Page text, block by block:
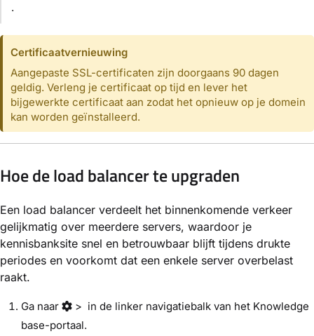
.
Certificaatvernieuwing
Aangepaste SSL-certificaten zijn doorgaans 90 dagen
geldig. Verleng je certificaat op tijd en lever het
bijgewerkte certificaat aan zodat het opnieuw op je domein
kan worden geïnstalleerd.
Hoe de load balancer te upgraden
Een load balancer verdeelt het binnenkomende verkeer
gelijkmatig over meerdere servers, waardoor je
kennisbanksite snel en betrouwbaar blijft tijdens drukte
periodes en voorkomt dat een enkele server overbelast
raakt.
Ga naar
> in de linker navigatiebalk van het Knowledge
base-portaal.